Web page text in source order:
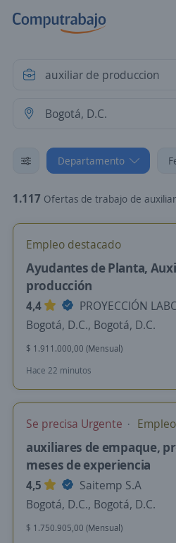
Departamento
1.117 Ofertas de trabajo de auxiliar de produccion en
Empleo destacado
Ayudantes de Planta,
producción
4,4
PROYECCIÓN
Bogotá, D.C., Bogotá, D.C.
$ 1.911.000,00 (Mensual)
Hace 22 minutos
Se precisa Urgente
auxiliares de empaque,
meses de experiencia
4,5
Saitemp S.A
Bogotá, D.C., Bogotá, D.C.
$ 1.750.905,00 (Mensual)